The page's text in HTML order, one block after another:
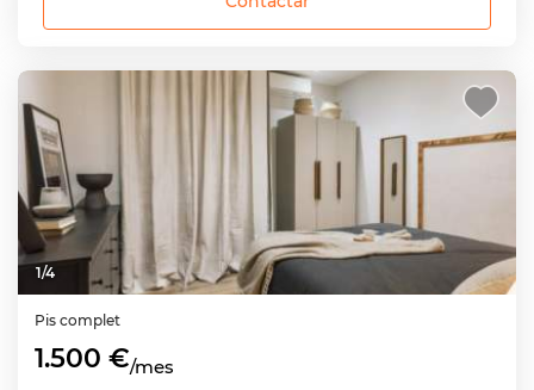
1/4
Pis complet
1.500 €/mes